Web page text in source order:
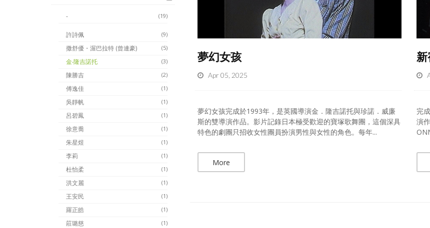
(19)
-
(9)
許詩佩
(5)
撒舒優・渥巴拉特 (曾連豪)
(3)
金‧隆吉諾托
(2)
陳勝吉
(1)
傅逸佳
(1)
吳靜帆
(1)
呂碧鳳
(1)
徐意喬
(1)
朱星煜
(1)
李莉
(1)
杜怡柔
(1)
洪文麗
(1)
王安民
(1)
羅正皓
(1)
莊璐慈
夢幻女孩
Apr 05, 2025
夢幻女孩完成於1993年，是英國導演金．隆吉諾托與珍諾．威廉
斯的雙導演作品。影片記錄日本極受歡迎的寶塚歌舞團，這個深具
特色的劇團只招收女性團員扮演男性與女性的角色。每年...
More
完
演